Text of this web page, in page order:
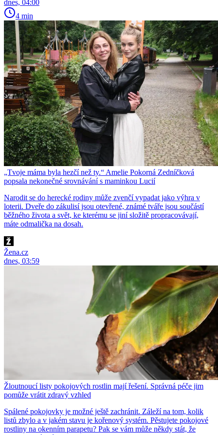
dnes, 04:00
4 min
„Tvoje máma byla hezčí než ty.“ Amelie Pokorná Zedníčková
popsala nekonečné srovnávání s maminkou Lucií
Narodit se do herecké rodiny může zvenčí vypadat jako výhra v
loterii. Dveře do zákulisí jsou otevřené, známé tváře jsou součástí
běžného života a svět, ke kterému se jiní složitě propracovávají,
máte odmalička na dosah.
Žena.cz
dnes, 03:59
Žloutnoucí listy pokojových rostlin mají řešení. Správná péče jim
pomůže vrátit zdravý vzhled
Spálené pokojovky je možné ještě zachránit. Záleží na tom, kolik
listů zbylo a v jakém stavu je kořenový systém. Pěstujete pokojové
rostliny na okenním parapetu? Pak se vám může někdy stát, že